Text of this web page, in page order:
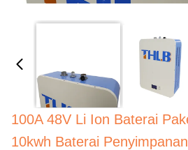
100A 48V Li Ion Baterai
10kwh Baterai